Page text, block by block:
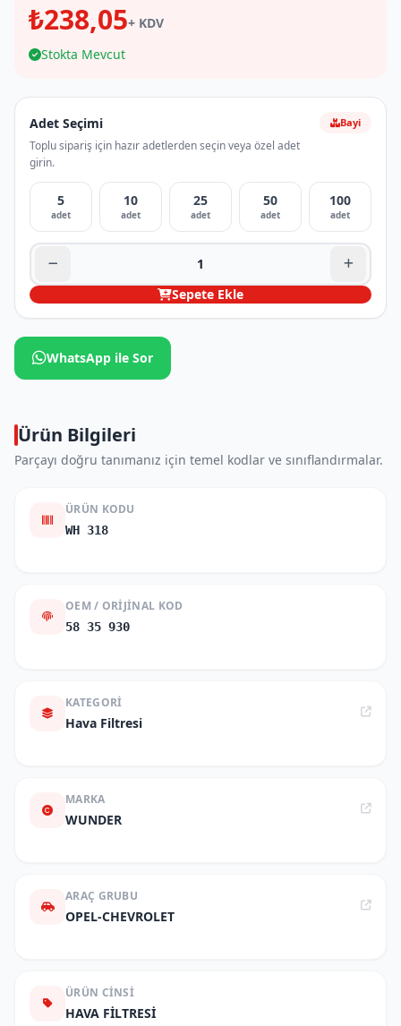
₺238,05+ KDV
Stokta Mevcut
Adet Seçimi
Toplu sipariş için hazır adetlerden seçin veya özel adet
girin.
Bayi
5
adet
10
adet
25
adet
50
adet
100
adet
Sepete Ekle
WhatsApp ile Sor
Ürün Bilgileri
Parçayı doğru tanımanız için temel kodlar ve sınıflandırmalar.
ÜRÜN KODU
WH 318
OEM / ORIJINAL KOD
58 35 930
KATEGORI
Hava Filtresi
MARKA
WUNDER
ARAÇ GRUBU
OPEL-CHEVROLET
ÜRÜN CINSI
HAVA FİLTRESİ